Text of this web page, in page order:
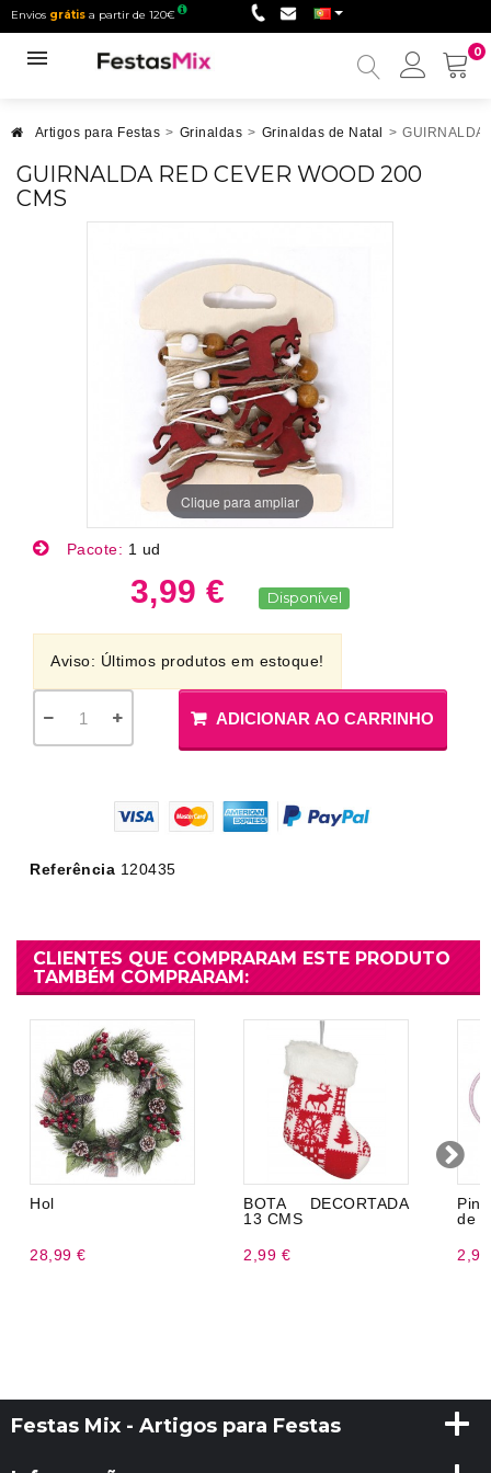
Envios grátis a partir de 120€
0
Minha
Artigos para Festas > Grinaldas > Grinaldas de Natal > GUIRNALDA
GUIRNALDA RED CEVER WOOD 200
CMS
Clique para ampliar
Pacote: 1 ud
3,99 € Disponível
Aviso: Últimos produtos em estoque!
ADICIONAR AO CARRINHO
Referência 120435
CLIENTES QUE COMPRARAM ESTE PRODUTO
TAMBÉM COMPRARAM:
Hol
28,99 €
BOTA DECORTADA
13 CMS
2,99 €
de
Festas Mix - Artigos para Festas